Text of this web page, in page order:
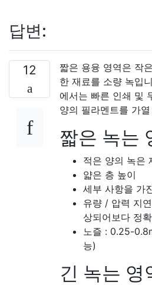
답변:
12
짧은 용융 영역은 작
한 재료를 소량 녹입
에서는 빠른 인쇄 및
양의 필라멘트를 가
짧은 녹는
적은 양의 녹은
얇은 층 높이
세부 사항을 가
유량 / 압력 지
상되어보다 정
노즐 : 0.25-
능)
긴 녹는 영